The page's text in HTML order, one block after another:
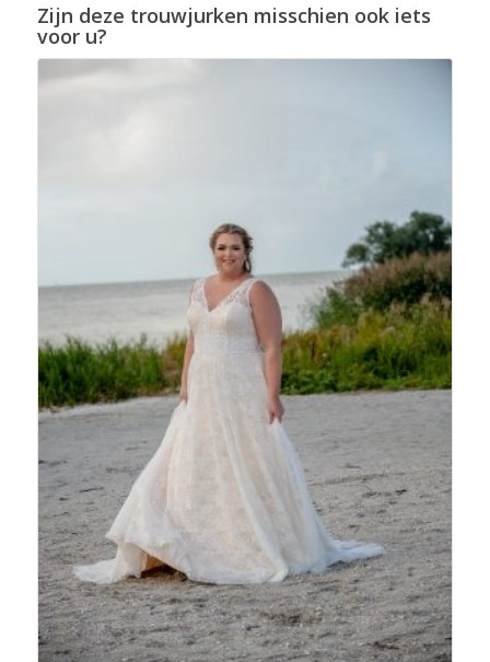
Zijn deze trouwjurken misschien ook iets
voor u?